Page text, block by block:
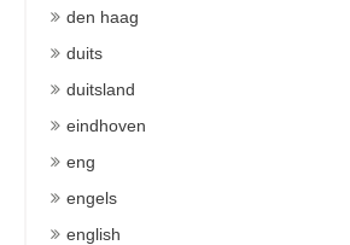
den haag
duits
duitsland
eindhoven
eng
engels
english